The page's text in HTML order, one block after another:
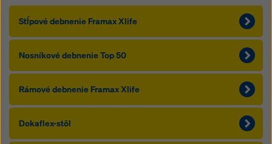
Stĺpové debnenie Framax Xlife
Nosníkové debnenie Top 50
Rámové debnenie Framax Xlife
Dokaflex-stôl